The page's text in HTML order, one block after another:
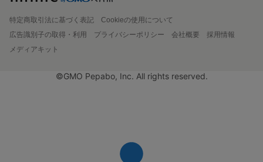
特定商取引法に基づく表記
Cookieの使用について
広告識別子の取得・利用
プライバシーポリシー 会社概要
採用情報
メディアキット
©GMO Pepabo, Inc. All rights reserved.